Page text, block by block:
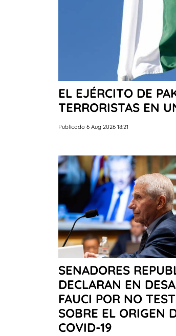
EL EJÉRCITO DE
TERRORISTAS EN
Publicado 6 Aug 2026 18:21
SENADORES
DECLARAN EN
FAUCI POR NO
SOBRE EL ORIGEN
COVID-19